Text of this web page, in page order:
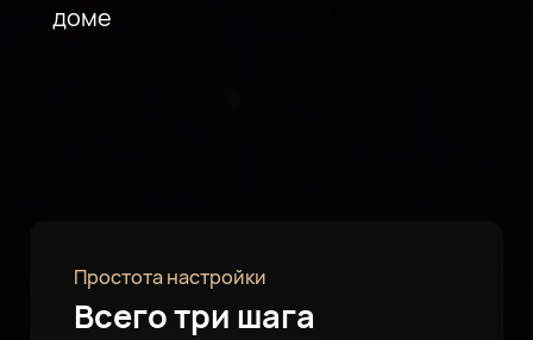
доме
Простота настройки
Всего три шага